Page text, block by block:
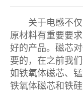
关于电感不仅
原材料有重要要
好的产品。磁芯
要的，在之前我
如铁氧体磁芯、
铁氧体磁芯和铁